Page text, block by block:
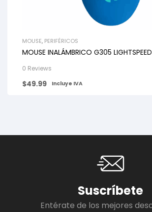
MOUSE, PERIFÉRICOS
MOUSE INALÁMBRICO G305 LIGHTSPEED
0 Reviews
$49.99 Incluye IVA
Suscríbete
Entérate de los mejores